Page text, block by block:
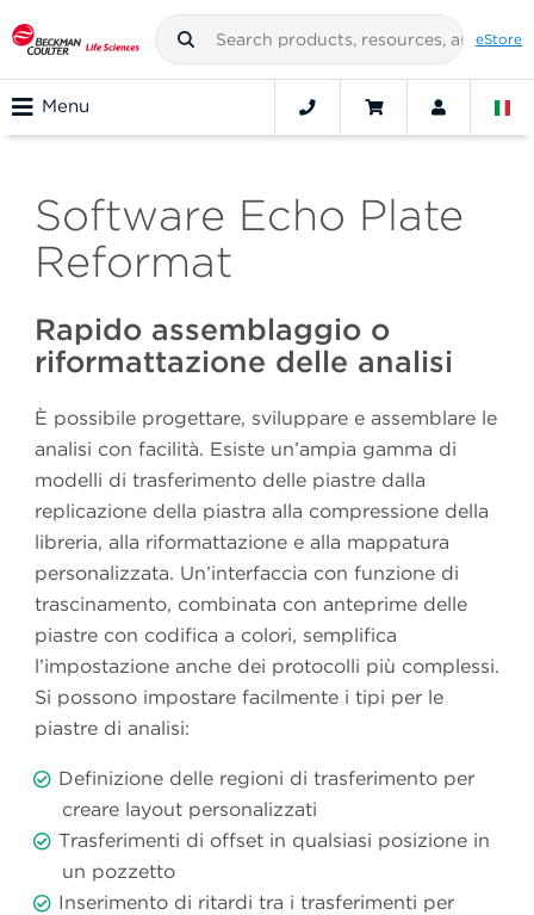
eStore
Menu
Software Echo Plate
Reformat
Rapido assemblaggio o
riformattazione delle analisi
È possibile progettare, sviluppare e assemblare le
analisi con facilità. Esiste un’ampia gamma di
modelli di trasferimento delle piastre dalla
replicazione della piastra alla compressione della
libreria, alla riformattazione e alla mappatura
personalizzata. Un’interfaccia con funzione di
trascinamento, combinata con anteprime delle
piastre con codifica a colori, semplifica
l’impostazione anche dei protocolli più complessi.
Si possono impostare facilmente i tipi per le
piastre di analisi:
Definizione delle regioni di trasferimento per
creare layout personalizzati
Trasferimenti di offset in qualsiasi posizione in
un pozzetto
Inserimento di ritardi tra i trasferimenti per